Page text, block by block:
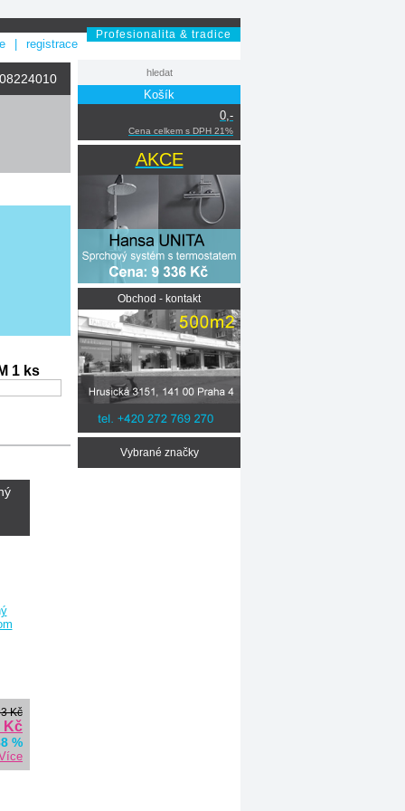
Profesionalita & tradice
registrace
Košík
0,-
Cena celkem s DPH 21%
AKCE
Obchod - kontakt
Vybrané značky
1 ks
Kč
Kč
%